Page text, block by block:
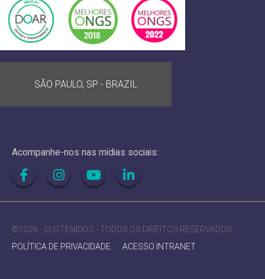
SÃO PAULO, SP - BRAZIL
Acompanhe-nos nas mídias sociais:
©2026 - SUSTENIDOS - TODOS OS DIREITOS RESERVADOS
POLÍTICA DE PRIVACIDADE
ACESSO INTRANET